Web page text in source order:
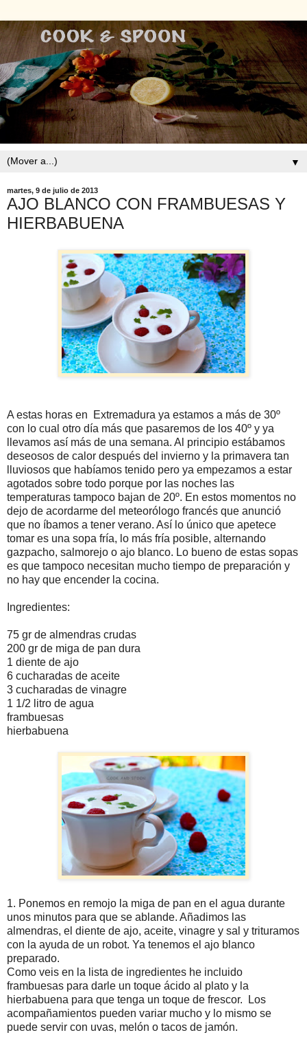
▼
martes, 9 de julio de 2013
AJO BLANCO CON FRAMBUESAS Y
HIERBABUENA
A estas horas en Extremadura ya estamos a más de 30º
con lo cual otro día más que pasaremos de los 40º y ya
llevamos así más de una semana. Al principio estábamos
deseosos de calor después del invierno y la primavera tan
lluviosos que habíamos tenido pero ya empezamos a estar
agotados sobre todo porque por las noches las
temperaturas tampoco bajan de 20º. En estos momentos no
dejo de acordarme del meteorólogo francés que anunció
que no íbamos a tener verano. Así lo único que apetece
tomar es una sopa fría, lo más fría posible, alternando
gazpacho, salmorejo o ajo blanco. Lo bueno de estas sopas
es que tampoco necesitan mucho tiempo de preparación y
no hay que encender la cocina.
Ingredientes:
75 gr de almendras crudas
200 gr de miga de pan dura
1 diente de ajo
6 cucharadas de aceite
3 cucharadas de vinagre
1 1/2 litro de agua
frambuesas
hierbabuena
1. Ponemos en remojo la miga de pan en el agua durante
unos minutos para que se ablande. Añadimos las
almendras, el diente de ajo, aceite, vinagre y sal y trituramos
con la ayuda de un robot. Ya tenemos el ajo blanco
preparado.
Como veis en la lista de ingredientes he incluido
frambuesas para darle un toque ácido al plato y la
hierbabuena para que tenga un toque de frescor. Los
acompañamientos pueden variar mucho y lo mismo se
puede servir con uvas, melón o tacos de jamón.